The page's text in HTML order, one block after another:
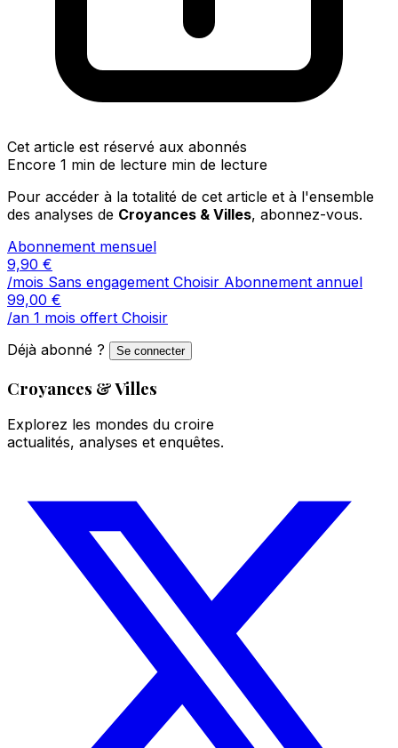
Cet article est réservé aux abonnés
Encore 1 min de lecture min de lecture
Pour accéder à la totalité de cet article et à l'ensemble
des analyses de Croyances & Villes, abonnez-vous.
Abonnement mensuel
9,90 €
/mois Sans engagement Choisir Abonnement annuel
99,00 €
/an 1 mois offert Choisir
Déjà abonné ?
Se connecter
Croyances & Villes
Explorez les mondes du croire
actualités, analyses et enquêtes.